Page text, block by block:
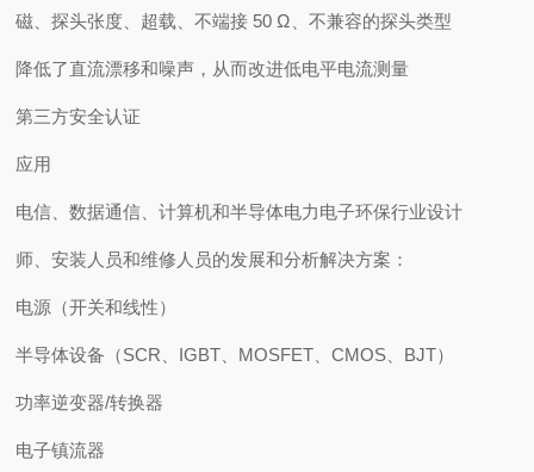
磁、探头张度、超载、不端接 50 Ω、不兼容的探头类型
降低了直流漂移和噪声，从而改进低电平电流测量
第三方安全认证
应用
电信、数据通信、计算机和半导体电力电子环保行业设计
师、安装人员和维修人员的发展和分析解决方案：
电源（开关和线性）
半导体设备（SCR、IGBT、MOSFET、CMOS、BJT）
功率逆变器/转换器
电子镇流器